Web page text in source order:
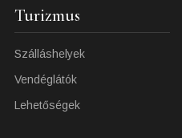
Turizmus
Szálláshelyek
Vendéglátók
Lehetőségek